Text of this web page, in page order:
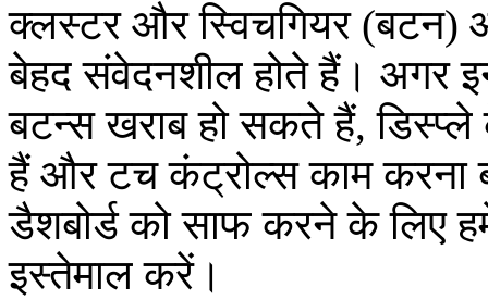
क्लस्टर और स्विचगियर (बटन)
बेहद संवेदनशील होते हैं। अगर
बटन्स खराब हो सकते हैं,
हैं और टच कंट्रोल्स काम
डैशबोर्ड को साफ करने के लिए
इस्तेमाल करें।